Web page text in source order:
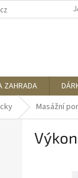
ZAHRADA
Masážní